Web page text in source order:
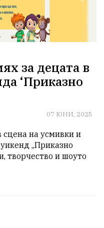
за децата в
‘Приказно
07 ЮНИ, 2025
на усмивки и
„Приказно
творчество и шоуто